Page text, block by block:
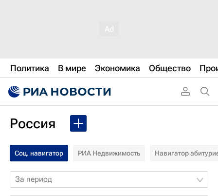
Политика В мире Экономика Общество
Россия
Соц. навигатор РИА Недвижимость Навигатор
За период